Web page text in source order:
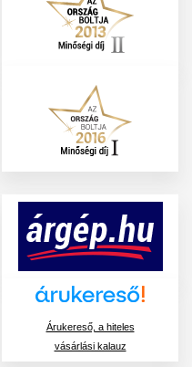
Árukereső, a hiteles
vásárlási kalauz